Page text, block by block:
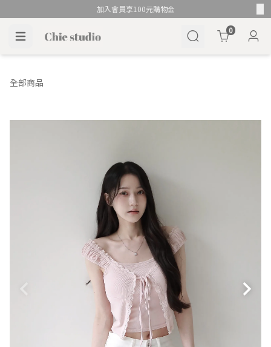
加入會員享100元購物金
Cart0
全部商品